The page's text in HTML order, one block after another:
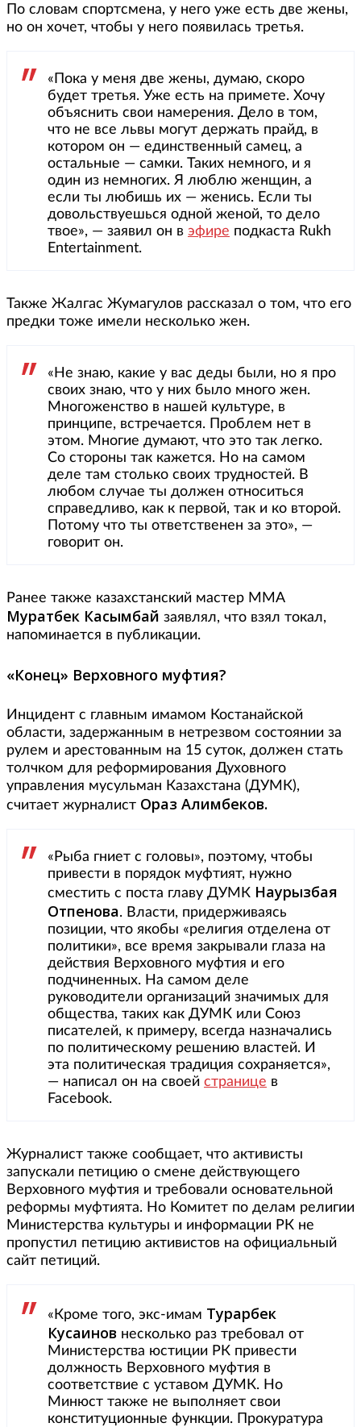
По словам спортсмена, у него уже есть две жены,
но он хочет, чтобы у него появилась третья.
«Пока у меня две жены, думаю, скоро
будет третья. Уже есть на примете. Хочу
объяснить свои намерения. Дело в том,
что не все львы могут держать прайд, в
котором он — единственный самец, а
остальные — самки. Таких немного, и я
один из немногих. Я люблю женщин, а
если ты любишь их — женись. Если ты
довольствуешься одной женой, то дело
твое», — заявил он в эфире подкаста Rukh
Entertainment.
Также Жалгас Жумагулов рассказал о том, что его
предки тоже имели несколько жен.
«Не знаю, какие у вас деды были, но я про
своих знаю, что у них было много жен.
Многоженство в нашей культуре, в
принципе, встречается. Проблем нет в
этом. Многие думают, что это так легко.
Со стороны так кажется. Но на самом
деле там столько своих трудностей. В
любом случае ты должен относиться
справедливо, как к первой, так и ко второй.
Потому что ты ответственен за это», —
говорит он.
Ранее также казахстанский мастер ММА
Муратбек Касымбай заявлял, что взял токал,
напоминается в публикации.
«Конец» Верховного муфтия?
Инцидент с главным имамом Костанайской
области, задержанным в нетрезвом состоянии за
рулем и арестованным на 15 суток, должен стать
толчком для реформирования Духовного
управления мусульман Казахстана (ДУМК),
считает журналист Ораз Алимбеков.
«Рыба гниет с головы», поэтому, чтобы
привести в порядок муфтият, нужно
сместить с поста главу ДУМК Наурызбая
Отпенова. Власти, придерживаясь
позиции, что якобы «религия отделена от
политики», все время закрывали глаза на
действия Верховного муфтия и его
подчиненных. На самом деле
руководители организаций значимых для
общества, таких как ДУМК или Союз
писателей, к примеру, всегда назначались
по политическому решению властей. И
эта политическая традиция сохраняется»,
— написал он на своей странице в
Facebook.
Журналист также сообщает, что активисты
запускали петицию о смене действующего
Верховного муфтия и требовали основательной
реформы муфтията. Но Комитет по делам религии
Министерства культуры и информации РК не
пропустил петицию активистов на официальный
сайт петиций.
«Кроме того, экс-имам Турарбек
Кусаинов несколько раз требовал от
Министерства юстиции РК привести
должность Верховного муфтия в
соответствие с уставом ДУМК. Но
Минюст также не выполняет свои
конституционные функции. Прокуратура